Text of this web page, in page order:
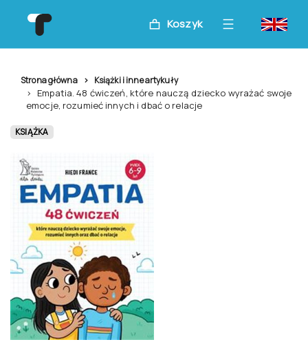
Koszyk
Strona główna Książki i inne artykuły
Empatia. 48 ćwiczeń, które nauczą dziecko wyrażać swoje
emocje, rozumieć innych i dbać o relacje
KSIĄŻKA